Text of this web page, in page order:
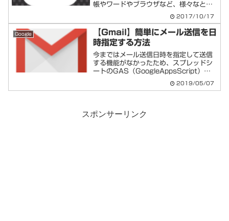
帳やワードやブラウザなど、様々なとこ
に、なぜか「完了」をした後に、無駄な
改行が入ってしまいます。対処方法はい
くつかあります...
2017/10/17
Google
【Gmail】簡単にメール送信を日
時指定する方法
今まではメール送信日時を指定して送信
する機能がなかったため、スプレッドシ
ートのGAS（GoogleAppsScript）を
のトリガーで日時指定する方法でした。
2019/05/07
スポンサーリンク